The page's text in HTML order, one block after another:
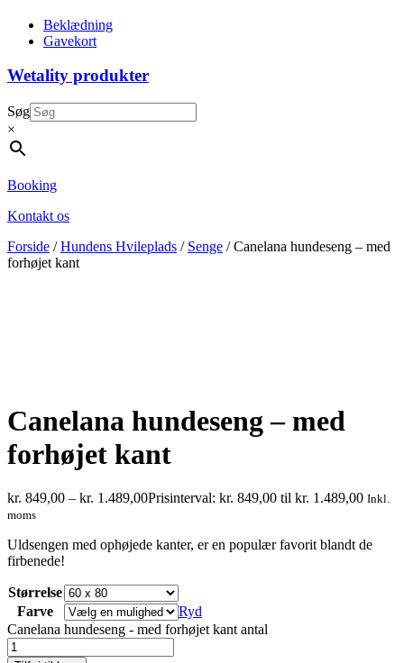
Beklædning
Gavekort
Wetality produkter
Søg
×
Booking
Kontakt os
Forside /Hundens Hvileplads / Senge / Canelana hundeseng – med
forhøjet kant
Canelana hundeseng – med
forhøjet kant
kr. 849,00 – kr. 1.489,00Prisinterval: kr. 849,00 til kr. 1.489,00 Inkl.
moms
Uldsengen med ophøjede kanter, er en populær favorit blandt de
firbenede!
Størrelse
Farve
Ryd
Canelana hundeseng - med forhøjet kant antal